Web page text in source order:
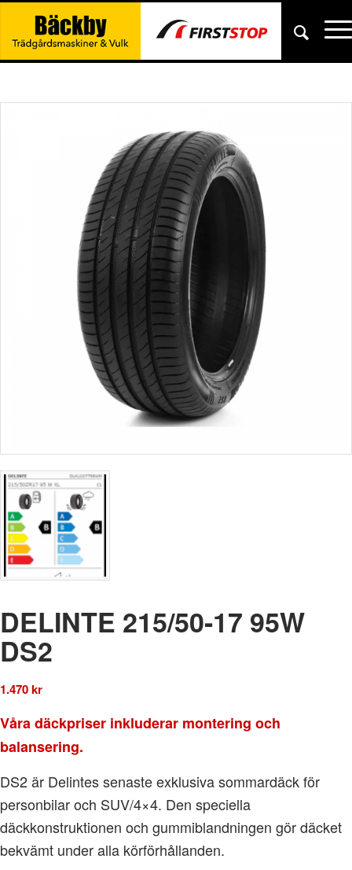
DELINTE 215/50-17 95W
DS2
1.470kr
Våra däckpriser inkluderar montering och
balansering.
DS2 är Delintes senaste exklusiva sommardäck för
personbilar och SUV/4×4. Den speciella
däckkonstruktionen och gummiblandningen gör däcket
bekvämt under alla körförhållanden.